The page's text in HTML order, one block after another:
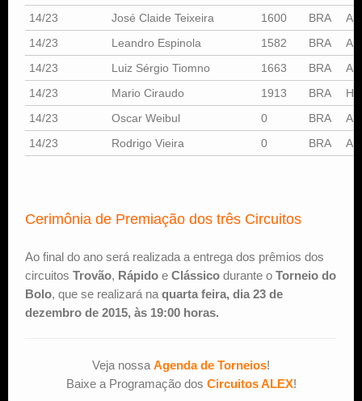
14/23
José Claide Teixeira 1600 BRA
14/23
Leandro Espinola 1582 BRA
14/23
Luiz Sérgio Tiomno 1663 BRA
14/23
Mario Ciraudo 1913 BRA
14/23
Oscar Weibul 0 BRA
14/23
Rodrigo Vieira 0 BRA
Cerimônia de Premiação dos três Circuitos
Ao final do ano será realizada a entrega dos prêmios dos
circuitos Trovão, Rápido e Clássico durante o Torneio do
Bolo, que se realizará na quarta feira, dia 23 de
dezembro de 2015, às 19:00 horas.
Veja nossa Agenda de Torneios!
Baixe a Programação dos Circuitos ALEX!